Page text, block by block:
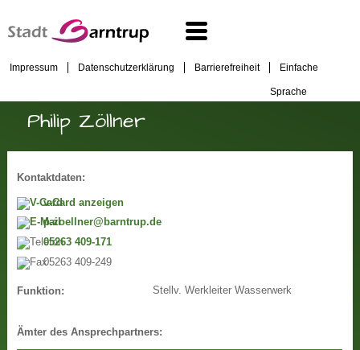
Impressum Datenschutzerklärung Barrierefreiheit Einfache
Sprache
Philip Zöllner
Kontaktdaten:
v-Card anzeigen
p.zoellner@barntrup.de
05263 409-171
05263 409-249
Funktion: Stellv. Werkleiter Wasserwerk
Ämter des Ansprechpartners: